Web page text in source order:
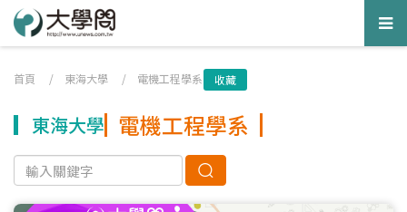
首頁 / 東海大學 / 電機工程學系 收藏
東海大學 電機工程學系